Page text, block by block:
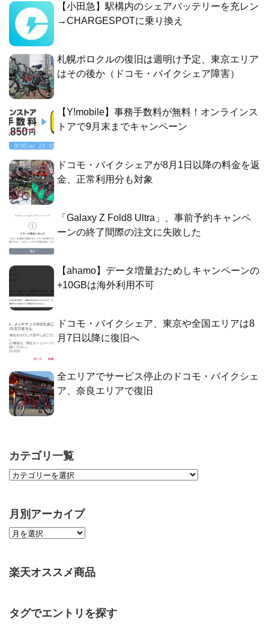
【小田急】駅構内のシェアバッテリーを充レン
→CHARGESPOTに乗り換え
札幌ポロクルの復旧は週明け予定、東京エリア
はその後か（ドコモ・バイクシェア障害）
【Y!mobile】事務手数料が無料！オンラインス
トアで9月末までキャンペーン
ドコモ・バイクシェアが8月1日以降の料金を返
金、正常利用分も対象
「Galaxy Z Fold8 Ultra」、事前予約キャンペ
ーンの終了間際の注文に失敗した
【ahamo】データ増量おためしキャンペーンの
+10GBは海外利用不可
ドコモ・バイクシェア、東京や全国エリアは8
月7日以降に復旧へ
全エリアでサービス停止のドコモ・バイクシェ
ア、奈良エリアで復旧
カテゴリ一覧
月別アーカイブ
楽天オススメ商品
タグでエントリを探す